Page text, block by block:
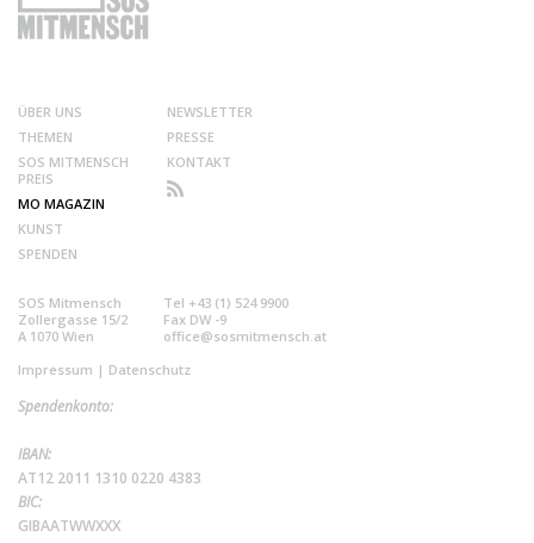
ÜBER UNS
THEMEN
SOS MITMENSCH
PREIS
MO MAGAZIN
KUNST
SPENDEN
NEWSLETTER
PRESSE
KONTAKT
SOS Mitmensch
Zollergasse 15/2
A 1070 Wien
Tel +43 (1) 524 9900
Fax DW -9
office@sosmitmensch.at
Impressum | Datenschutz
Spendenkonto:
IBAN:
AT12 2011 1310 0220 4383
BIC:
GIBAATWWXXX